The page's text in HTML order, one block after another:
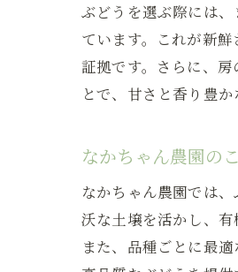
ぶどうを選ぶ際には
ています。これが新
証拠です。さらに、
とで、甘さと香り豊
なかちゃん農園の
なかちゃん農園では
沃な土壌を活かし、
また、品種ごとに最